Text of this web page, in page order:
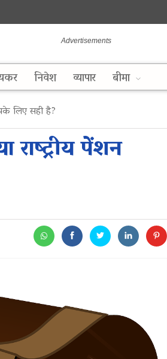
निवेश व्यापार बीमा
लिए सही है?
पेंशन